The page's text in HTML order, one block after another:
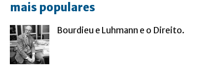
mais populares
Bourdieu e Luhmann e o Direito.